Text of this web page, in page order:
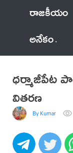
రాజకీయం
అనేకం
ధర్మాజీపేట
వితరణ
By Kumar